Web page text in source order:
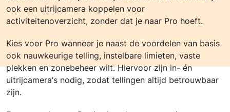
ook een uitrijcamera koppelen voor
activiteitenoverzicht, zonder dat je naar Pro hoeft.
Kies voor Pro wanneer je naast de voordelen van basis
ook nauwkeurige telling, instelbare limieten, vaste
plekken en zonebeheer wilt. Hiervoor zijn in- én
uitrijcamera’s nodig, zodat tellingen altijd betrouwbaar
zijn.